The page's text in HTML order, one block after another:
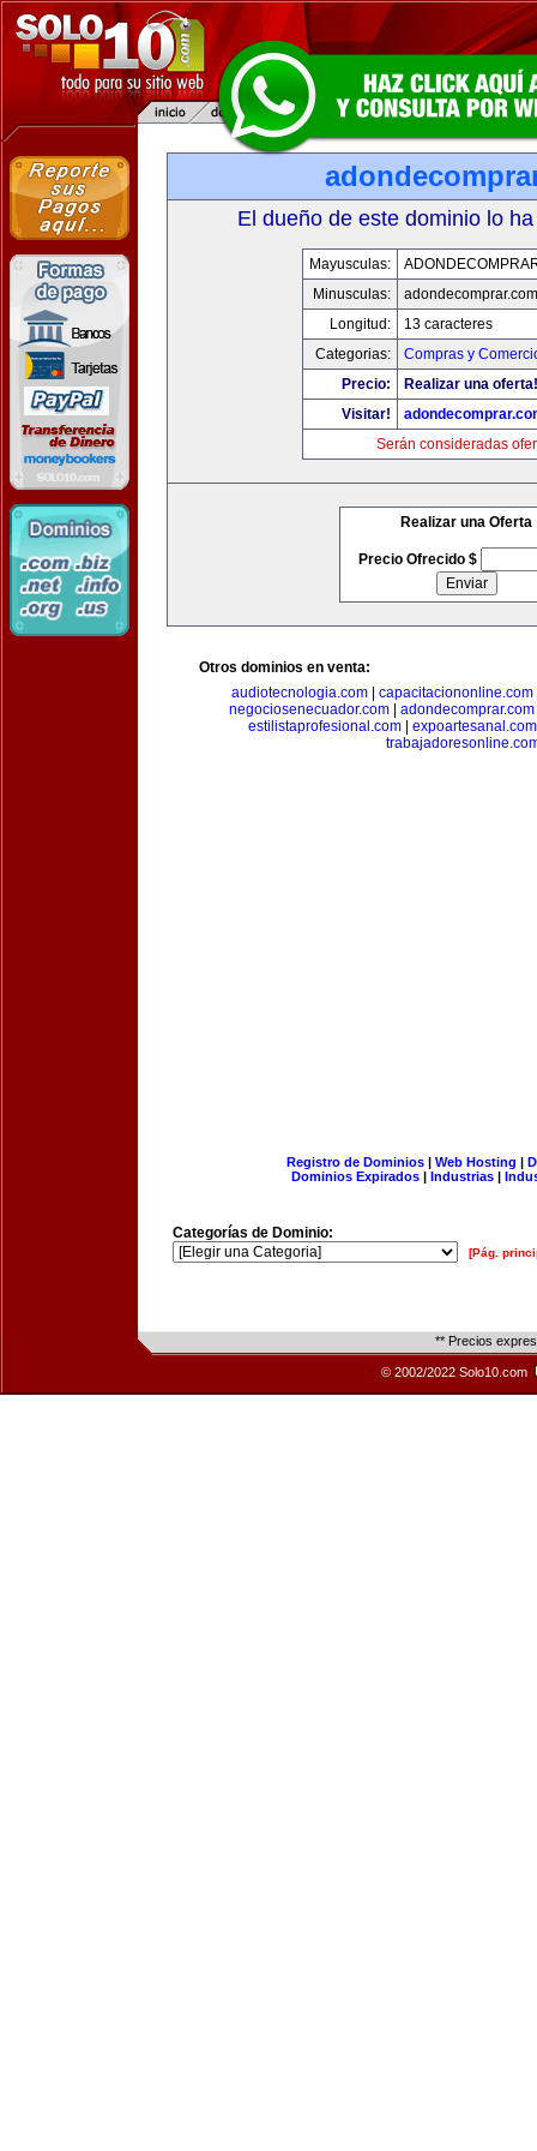
El dueño de este dominio lo
Mayusculas:
Minusculas:
adondecomprar.com
Longitud:
13 caracteres
Categorias:
Compras y
Precio:
Realizar una oferta!
Visitar!
Serán consideradas
Realizar una Oferta
Precio Ofrecido $
Otros dominios en venta:
audiotecnologia.com
capacitaciononline.com
negociosenecuador.com| adondecomprar.com
estilistaprofesional.com
expoartesanal.com
Registro de Dominios| Web Hosting |
Dominios Expirados | Industrias |
Categorías de Dominio:
[Pág.
** Precios
© 2002/2022 Solo10.com